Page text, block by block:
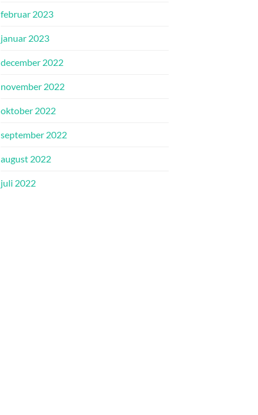
februar 2023
januar 2023
december 2022
november 2022
oktober 2022
september 2022
august 2022
juli 2022